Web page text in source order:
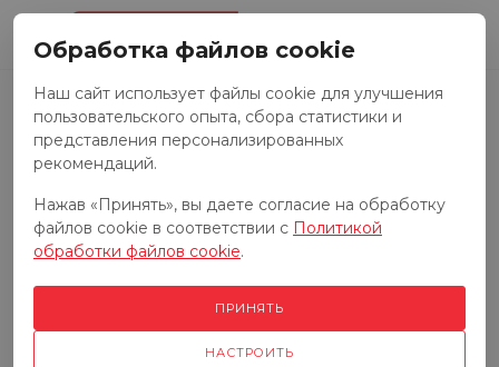
Запчасти к тракторам
Запчасти к грузовым автомобилям
Обработка файлов cookie
Наш сайт использует файлы cookie для улучшения
пользовательского опыта, сбора статистики и
представления персонализированных
рекомендаций.
Нажав «Принять», вы даете согласие на обработку
файлов cookie в соответствии с Политикой
обработки файлов cookie.
НАСТРОИТЬ
ПРИНЯТЬ